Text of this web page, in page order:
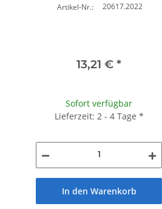
Artikel-Nr.: 20617.2022
13,21 € *
Sofort verfügbar
Lieferzeit: 2 - 4 Tage *
In den Warenkorb